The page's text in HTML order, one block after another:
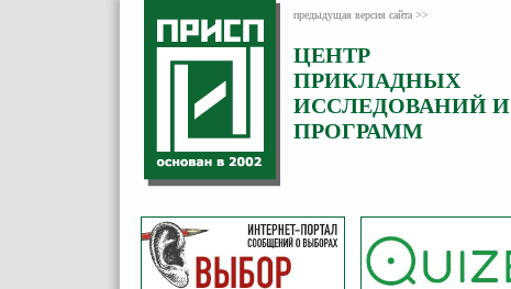
предыдущая версия сайта >>
ЦЕНТР
ПРИКЛАДНЫХ
ИССЛЕДОВАНИЙ И
ПРОГРАММ